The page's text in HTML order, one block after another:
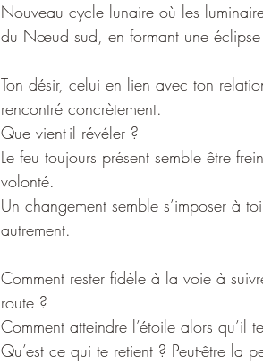
Nouveau cycle lunaire où les
du Nœud sud, en formant une éclipse
Ton désir, celui en lien avec ton
rencontré concrètement.
Que vient-il révéler ?
Le feu toujours présent semble être
volonté.
Un changement semble s’imposer à
autrement.
Comment rester fidèle à la voie à
route ?
Comment atteindre l’étoile alors qu’il
Qu’est ce qui te retient ? Peut-être la